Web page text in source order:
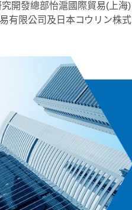
開發總部怡滬國際貿易(上海)
有限公司及日本コウリン株式